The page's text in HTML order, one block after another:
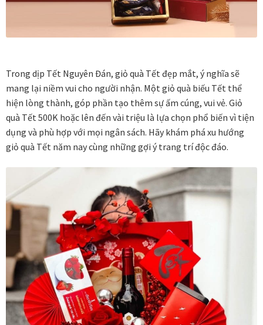
BLOG
Bộ sưu tập tranh
Bộ sưu tập Mã Vương – Quà tặng doanh nghiệp
Chính Sách Bảo Mật
Chính sách đổi trả hàng
Đăng ký thành viên
Danh Lam Collection
Điều Khoản Sử Dụng
Hoa Xuân – Tranh sơn mài hoa
Trong dịp Tết Nguyên Đán, giỏ quà Tết đẹp mắt, ý nghĩa sẽ
mang lại niềm vui cho người nhận. Một giỏ quà biếu Tết thể
hiện lòng thành, góp phần tạo thêm sự ấm cúng, vui vẻ. Giỏ
quà Tết 500K hoặc lên đến vài triệu là lựa chọn phổ biến vì tiện
dụng và phù hợp với mọi ngân sách. Hãy khám phá xu hướng
giỏ quà Tết năm nay cùng những gợi ý trang trí độc đáo.